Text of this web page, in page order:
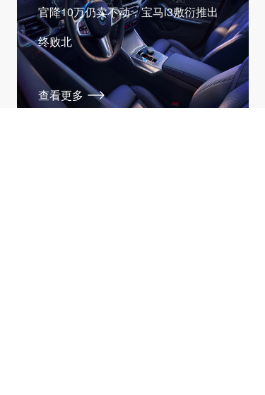
官降10万仍卖不动，宝马i3敷衍推出
终败北
查看更多